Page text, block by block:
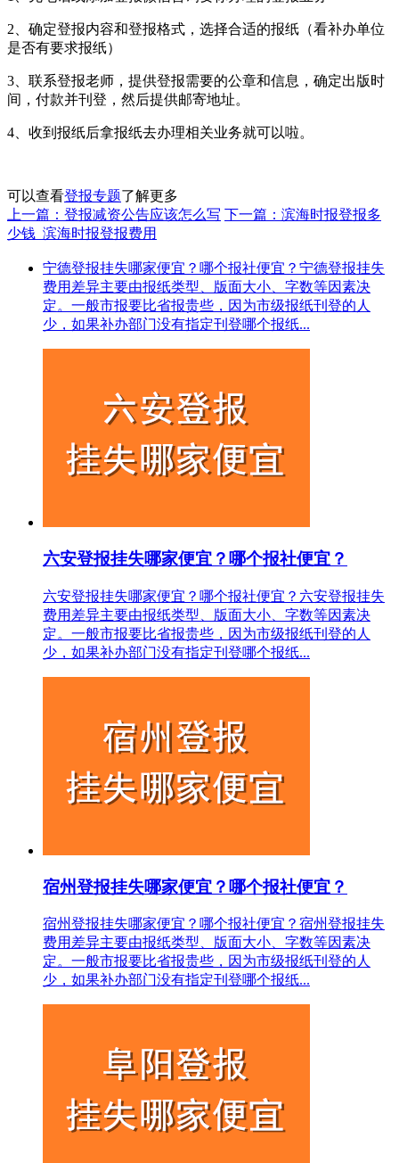
2、确定登报内容和登报格式，选择合适的报纸（看补办单位
是否有要求报纸）
3、联系登报老师，提供登报需要的公章和信息，确定出版时
间，付款并刊登，然后提供邮寄地址。
4、收到报纸后拿报纸去办理相关业务就可以啦。
可以查看登报专题了解更多
上一篇：登报减资公告应该怎么写 下一篇：滨海时报登报多
少钱_滨海时报登报费用
宁德登报挂失哪家便宜？哪个报社便宜？宁德登报挂失
费用差异主要由报纸类型、版面大小、字数等因素决
定。一般市报要比省报贵些，因为市级报纸刊登的人
少，如果补办部门没有指定刊登哪个报纸...
六安登报挂失哪家便宜？哪个报社便宜？
六安登报挂失哪家便宜？哪个报社便宜？六安登报挂失
费用差异主要由报纸类型、版面大小、字数等因素决
定。一般市报要比省报贵些，因为市级报纸刊登的人
少，如果补办部门没有指定刊登哪个报纸...
宿州登报挂失哪家便宜？哪个报社便宜？
宿州登报挂失哪家便宜？哪个报社便宜？宿州登报挂失
费用差异主要由报纸类型、版面大小、字数等因素决
定。一般市报要比省报贵些，因为市级报纸刊登的人
少，如果补办部门没有指定刊登哪个报纸...